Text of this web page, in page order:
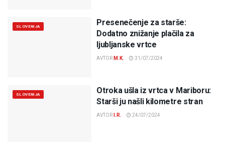
SLOVENIJA
Presenečenje za starše:
Dodatno znižanje plačila za
ljubljanske vrtce
AVTOR M.K. 31/07/2024
SLOVENIJA
Otroka ušla iz vrtca v Mariboru:
Starši ju našli kilometre stran
AVTOR I.R. 24/07/2024